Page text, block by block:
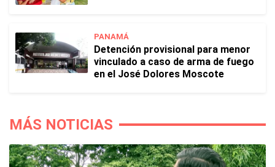
PANAMÁ
Detención provisional para menor
vinculado a caso de arma de fuego
en el José Dolores Moscote
MÁS NOTICIAS